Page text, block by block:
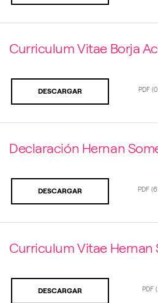
Curriculum Vitae Borja
PDF
DESCARGAR
Declaración Hernan
PDF
DESCARGAR
Curriculum Vitae Hernan
PDF
DESCARGAR